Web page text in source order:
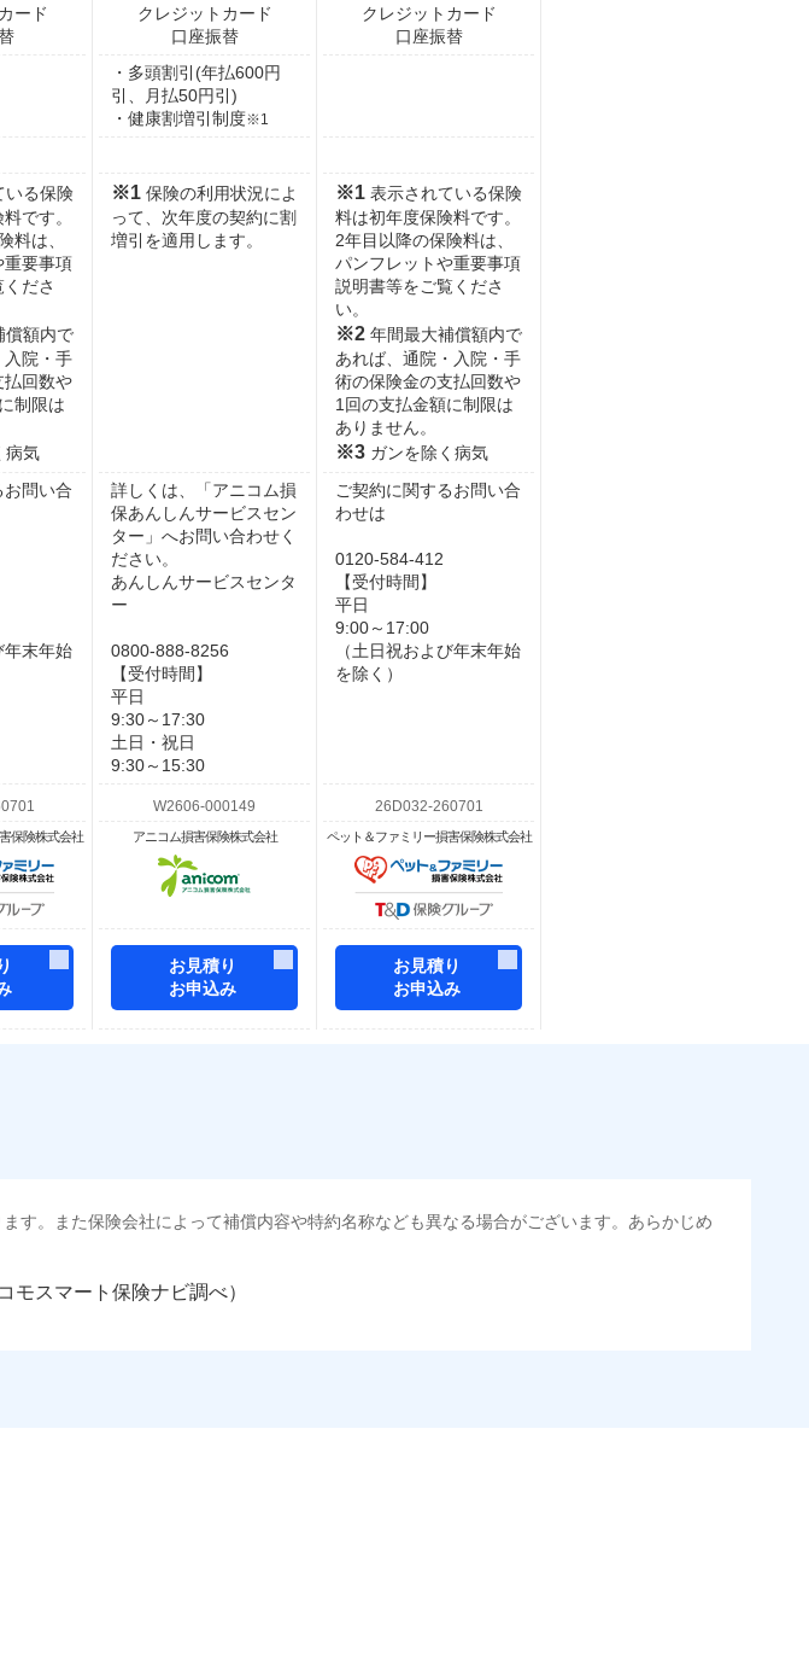
ード
いる保険
です。
料は、
重要事項
ださ
償額内で
入院・手
払回数や
制限は
病気
お問い合
年末年始
保険株式会社
クレジットカード
口座振替
・多頭割引(年払600円
引、月払50円引)
・健康割増引制度※1
※1 保険の利用状況によ
って、次年度の契約に割
増引を適用します。
詳しくは、「アニコム損
保あんしんサービスセン
ター」へお問い合わせく
ださい。
あんしんサービスセンタ
ー
0800-888-8256
【受付時間】
平日
9:30～17:30
土日・祝日
9:30～15:30
アニコム損害保険株式会社
お見積り
お申込み
クレジットカード
口座振替
※1 表示されている保険
料は初年度保険料です。
2年目以降の保険料は、
パンフレットや重要事項
説明書等をご覧くださ
い。
※2 年間最大補償額内で
あれば、通院・入院・手
術の保険金の支払回数や
1回の支払金額に制限は
ありません。
※3 ガンを除く病気
ご契約に関するお問い合
わせは
0120-584-412
【受付時間】
平日
9:00～17:00
（土日祝および年末年始
を除く）
ペット＆ファミリー損害保険株式会社
お見積り
お申込み
す。また保険会社によって補償内容や特約名称なども異なる場合がございます。あらかじめ
モスマート保険ナビ調べ）